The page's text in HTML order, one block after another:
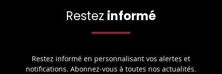
Restez informé
Restez informé en personnalisant vos alertes et
notifications. Abonnez-vous à toutes nos actualités.